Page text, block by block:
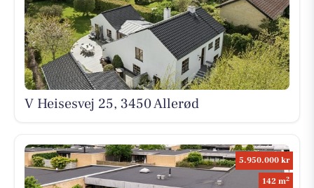
V Heisesvej 25, 3450 Allerød
5.950.000 kr
142 m2